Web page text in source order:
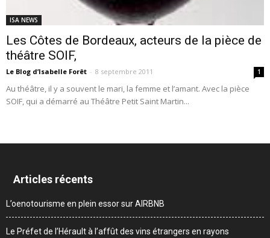
ISA NEWS
Les Côtes de Bordeaux, acteurs de la pièce de
théâtre SOIF,
Le Blog d’Isabelle Forêt - 8 septembre 2011 1
Au théâtre, il y a souvent le mari, la femme et l’amant. Avec la pièce
SOIF, qui a démarré au Théâtre Petit Saint Martin...
Articles récents
L’oenotourisme en plein essor sur AIRBNB
Le Préfet de l’Hérault à l’affût des vins étrangers en rayons